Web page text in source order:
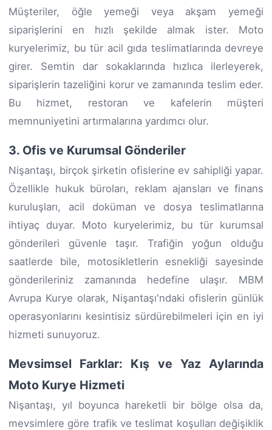
Müşteriler, öğle yemeği veya akşam yemeği
siparişlerini en hızlı şekilde almak ister. Moto
kuryelerimiz, bu tür acil gıda teslimatlarında devreye
girer. Semtin dar sokaklarında hızlıca ilerleyerek,
siparişlerin tazeliğini korur ve zamanında teslim eder.
Bu hizmet, restoran ve kafelerin müşteri
memnuniyetini artırmalarına yardımcı olur.
3. Ofis ve Kurumsal Gönderiler
Nişantaşı, birçok şirketin ofislerine ev sahipliği yapar.
Özellikle hukuk büroları, reklam ajansları ve finans
kuruluşları, acil doküman ve dosya teslimatlarına
ihtiyaç duyar. Moto kuryelerimiz, bu tür kurumsal
gönderileri güvenle taşır. Trafiğin yoğun olduğu
saatlerde bile, motosikletlerin esnekliği sayesinde
gönderileriniz zamanında hedefine ulaşır. MBM
Avrupa Kurye olarak, Nişantaşı'ndaki ofislerin günlük
operasyonlarını kesintisiz sürdürebilmeleri için en iyi
hizmeti sunuyoruz.
Mevsimsel Farklar: Kış ve Yaz Aylarında
Moto Kurye Hizmeti
Nişantaşı, yıl boyunca hareketli bir bölge olsa da,
mevsimlere göre trafik ve teslimat koşulları değişiklik